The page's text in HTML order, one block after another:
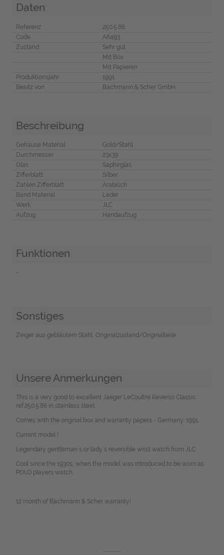
Daten
Referenz
250.5.86
Code
A8493
Zustand
Sehr gut
Mit Box
Mit Papieren
Produktionsjahr
1991
Besitz von
Bachmann & Scher GmbH
Beschreibung
Gehäuse Material
Gold/Stahl
Durchmesser
23x39
Glas
Saphirglas
Zifferblatt
Silber
Zahlen Zifferblatt
Arabisch
Band Material
Leder
Werk
JLC
Aufzug
Handaufzug
Funktionen
-
Sonstiges
Zeiger aus gebläutem Stahl, Originalzustand/Originalteile
Unsere Anmerkungen
This is a very good to excellent Jaeger LeCoultre Reverso Classic
ref.250.5.86 in stainless steel.
Comes with the original box and warranty papers - Germany, 1991.
Current model !
Legendary gentleman´s or lady´s reversible wrist watch from JLC.
Cool since the 1930s, when the model was introduced to be worn as
POLO players watch.
12 month of Bachmann & Scher warranty!